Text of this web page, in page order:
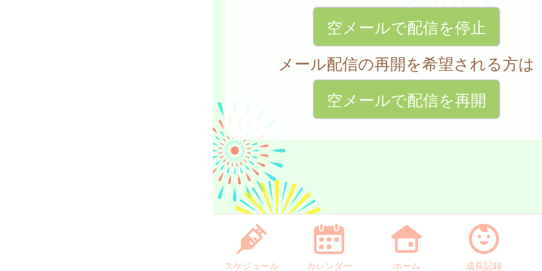
空メールで配信を停止
メール配信の再開を希望される方は
空メールで配信を再開
スケジュール カレンダー ホーム 成長記録